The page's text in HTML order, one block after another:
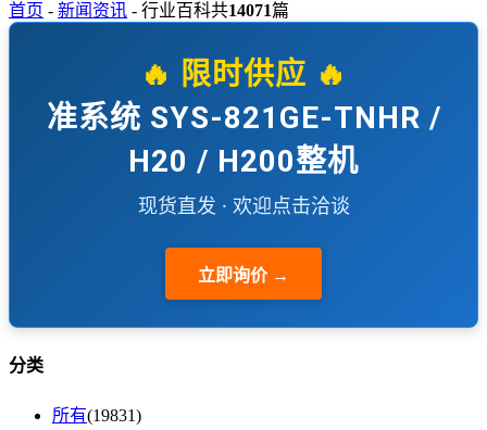
首页 - 新闻资讯 - 行业百科共14071篇
🔥 限时供应 🔥
准系统 SYS-821GE-TNHR /
H20 / H200整机
现货直发 · 欢迎点击洽谈
立即询价 →
分类
所有(19831)